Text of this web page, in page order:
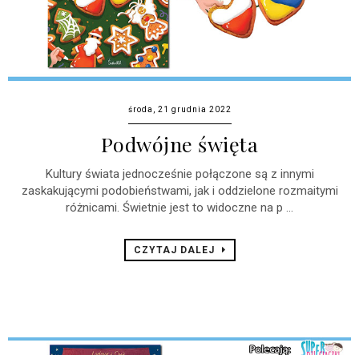
środa, 21 grudnia 2022
Podwójne święta
Kultury świata jednocześnie połączone są z innymi
zaskakującymi podobieństwami, jak i oddzielone rozmaitymi
różnicami. Świetnie jest to widoczne na p ...
CZYTAJ DALEJ